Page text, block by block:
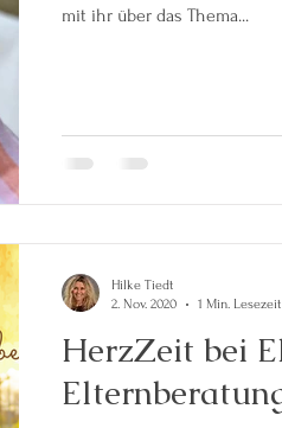
mit ihr über das Thema...
HerzZeit bei
Hilke Tiedt
2. Nov. 2020
1 Min. Lesezeit